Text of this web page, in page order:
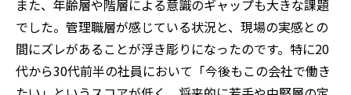
また、年齢層や階層による意識のギャップも大きな課題
でした。管理職層が感じている状況と、現場の実感との
間にズレがあることが浮き彫りになったのです。特に20
代から30代前半の社員において「今後もこの会社で働き